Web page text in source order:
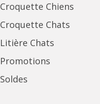
Croquette Chiens
Croquette Chats
Litière Chats
Promotions
Soldes